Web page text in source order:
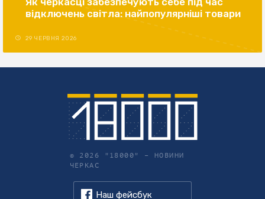
відключень світла: найпопулярніші товари
29 ЧЕРВНЯ 2026
© 2026 "18000" – НОВИНИ
ЧЕРКАС
Наш фейсбук